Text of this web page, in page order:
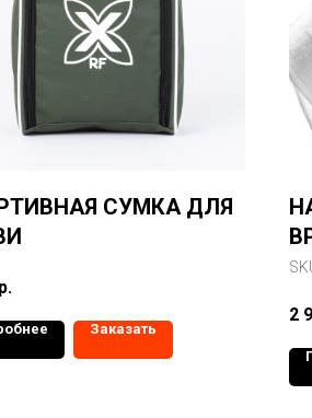
СУМКА ДЛЯ
р.
Заказать
2